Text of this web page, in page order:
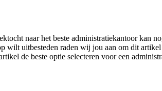
naar het beste administratiekantoor kan
uitbesteden raden wij jou aan om dit
de beste optie selecteren voor een